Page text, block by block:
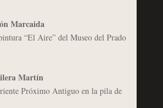
Marcaida
“El Aire” del Museo del Prado
Martín
Próximo Antiguo en la pila de